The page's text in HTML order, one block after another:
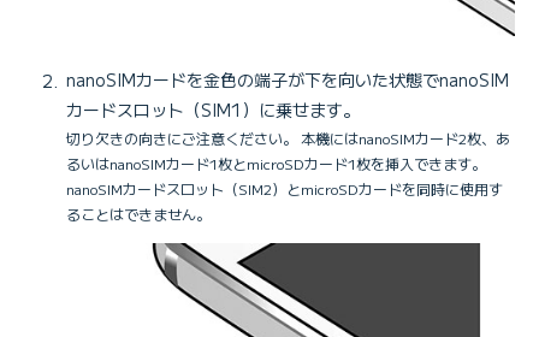
nanoSIMカードを金色の端子が下を向いた状態でnanoSIM
カードスロット（SIM1）に乗せます。
切り欠きの向きにご注意ください。 本機にはnanoSIMカード2枚、あ
るいはnanoSIMカード1枚とmicroSDカード1枚を挿入できます。
nanoSIMカードスロット（SIM2）とmicroSDカードを同時に使用す
ることはできません。